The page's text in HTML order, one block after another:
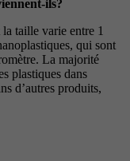
ils?
taille varie entre 1
qui sont
La majorité
plastiques dans
d’autres produits,